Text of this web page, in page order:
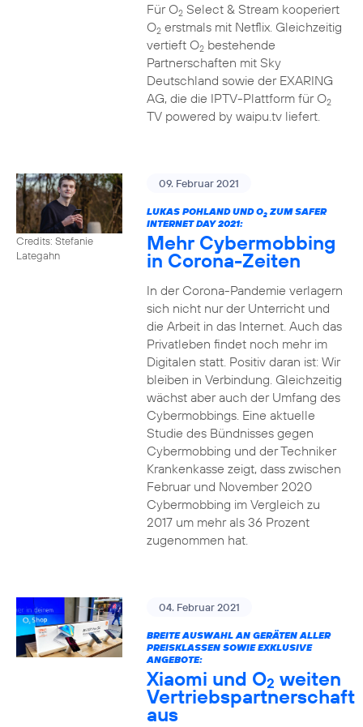
Für O2Select & Stream kooperiert
O2erstmals mit Netflix. Gleichzeitig
vertieft O2bestehende
Partnerschaften mit Sky
Deutschland sowie der EXARING
AG, die die IPTV-Plattform für O2
TV powered by waipu.tv liefert.
Credits: Stefanie
Lategahn
09. Februar 2021
LUKAS POHLAND UND O2ZUM SAFER
INTERNET DAY 2021:
Mehr Cybermobbing
in Corona-Zeiten
In der Corona-Pandemie verlagern
sich nicht nur der Unterricht und
die Arbeit in das Internet. Auch das
Privatleben findet noch mehr im
Digitalen statt. Positiv daran ist: Wir
bleiben in Verbindung. Gleichzeitig
wächst aber auch der Umfang des
Cybermobbings. Eine aktuelle
Studie des Bündnisses gegen
Cybermobbing und der Techniker
Krankenkasse zeigt, dass zwischen
Februar und November 2020
Cybermobbing im Vergleich zu
2017 um mehr als 36 Prozent
zugenommen hat.
04. Februar 2021
BREITE AUSWAHL AN GERÄTEN ALLER
PREISKLASSEN SOWIE EXKLUSIVE
ANGEBOTE:
Xiaomi und O2 weiten
Vertriebspartnerschaft
aus